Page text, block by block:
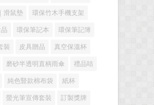
滑鼠墊 環保竹木手機支架
環保筆記本 環保筆記簿
裝 皮具贈品 真空保溫杯
磨砂半透明直柄雨傘 禮品咭
純色豎款棉布袋 紙杯
螢光筆宣傳套裝 訂製獎牌